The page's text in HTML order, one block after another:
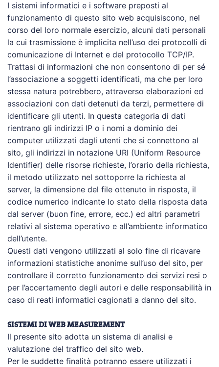
I sistemi informatici e i software preposti al
funzionamento di questo sito web acquisiscono, nel
corso del loro normale esercizio, alcuni dati personali
la cui trasmissione è implicita nell’uso dei protocolli di
comunicazione di Internet e del protocollo TCP/IP.
Trattasi di informazioni che non consentono di per sé
l’associazione a soggetti identificati, ma che per loro
stessa natura potrebbero, attraverso elaborazioni ed
associazioni con dati detenuti da terzi, permettere di
identificare gli utenti. In questa categoria di dati
rientrano gli indirizzi IP o i nomi a dominio dei
computer utilizzati dagli utenti che si connettono al
sito, gli indirizzi in notazione URI (Uniform Resource
Identifier) delle risorse richieste, l’orario della richiesta,
il metodo utilizzato nel sottoporre la richiesta al
server, la dimensione del file ottenuto in risposta, il
codice numerico indicante lo stato della risposta data
dal server (buon fine, errore, ecc.) ed altri parametri
relativi al sistema operativo e all’ambiente informatico
dell’utente.
Questi dati vengono utilizzati al solo fine di ricavare
informazioni statistiche anonime sull’uso del sito, per
controllare il corretto funzionamento dei servizi resi o
per l’accertamento degli autori e delle responsabilità in
caso di reati informatici cagionati a danno del sito.
SISTEMI DI WEB MEASUREMENT
Il presente sito adotta un sistema di analisi e
valutazione del traffico del sito web.
Per le suddette finalità potranno essere utilizzati i